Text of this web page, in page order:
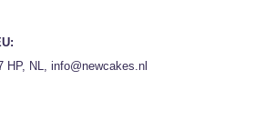
HP, NL, info@newcakes.nl